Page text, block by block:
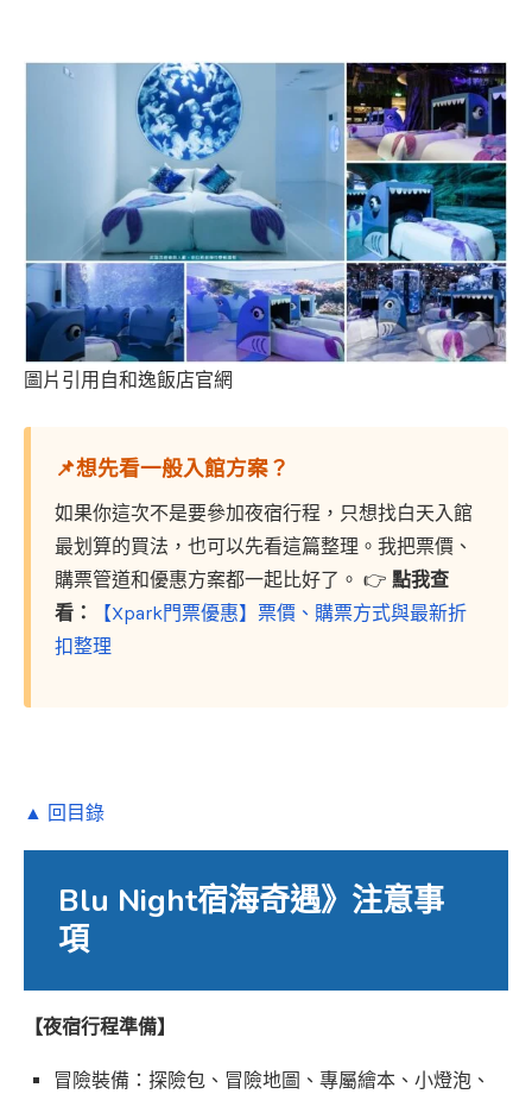
圖片引用自和逸飯店官網
📌想先看一般入館方案？
如果你這次不是要參加夜宿行程，只想找白天入館
最划算的買法，也可以先看這篇整理。我把票價、
購票管道和優惠方案都一起比好了。 👉 點我查
看：
【Xpark門票優惠】票價、購票方式與最新折
扣整理
▲ 回目錄
Blu Night宿海奇遇》注意事
項
【夜宿行程準備】
冒險裝備：探險包、冒險地圖、專屬繪本、小燈泡、